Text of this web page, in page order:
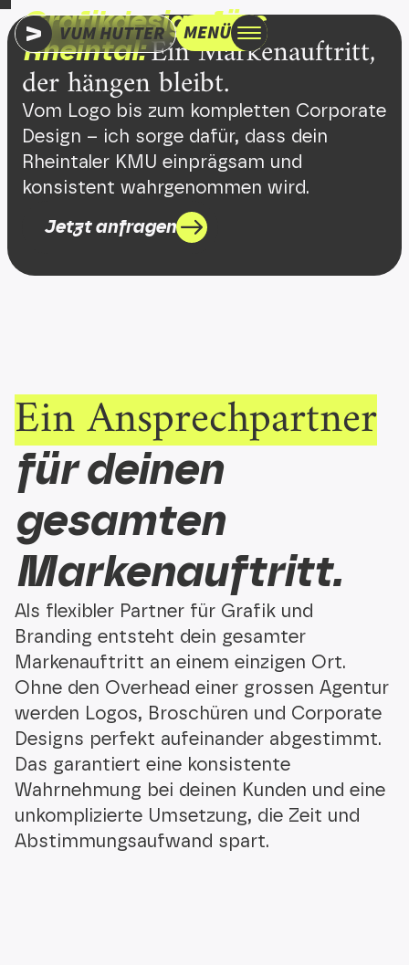
VUM HUTTER MENÜ
Grafik­design fürs
Rheintal:Ein Marken­auftritt,
der hängen bleibt.
Vom Logo bis zum kompletten Corporate
Design – ich sorge dafür, dass dein
Rheintaler KMU einprägsam und
konsistent wahrgenommen wird.
Jetzt anfragen
Ein Ansprech­partner
für deinen
gesamten
Markenauftritt.
Als flexibler Partner für Grafik und
Branding entsteht dein gesamter
Markenauftritt an einem einzigen Ort.
Ohne den Overhead einer grossen Agentur
werden Logos, Broschüren und Corporate
Designs perfekt aufeinander abgestimmt.
Das garantiert eine konsistente
Wahrnehmung bei deinen Kunden und eine
unkomplizierte Umsetzung, die Zeit und
Abstimmungsaufwand spart.